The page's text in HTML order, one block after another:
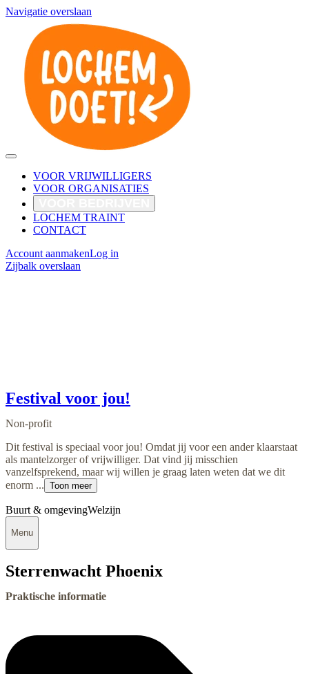
Navigatie overslaan
VOOR VRIJWILLIGERS
VOOR ORGANISATIES
LOCHEM TRAINT
CONTACT
Account aanmakenLog in
Zijbalk overslaan
Festival voor jou!
Non-profit
Dit festival is speciaal voor jou! Omdat jij voor een ander klaarstaat
als mantelzorger of vrijwilliger. Dat vind jij misschien
vanzelfsprekend, maar wij willen je graag laten weten dat we dit
enorm ... Toon meer
Buurt & omgevingWelzijn
Menu
Sterrenwacht Phoenix
Praktische informatie